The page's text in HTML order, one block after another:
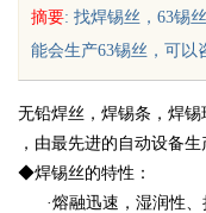
摘要: 找焊锡丝，63锡
能会生产63锡丝，可以
无铅焊丝，焊锡条，焊
，由最先进的自动设备
◆焊锡丝的特性：
·熔融迅速，湿润性、
新科技引领高效健